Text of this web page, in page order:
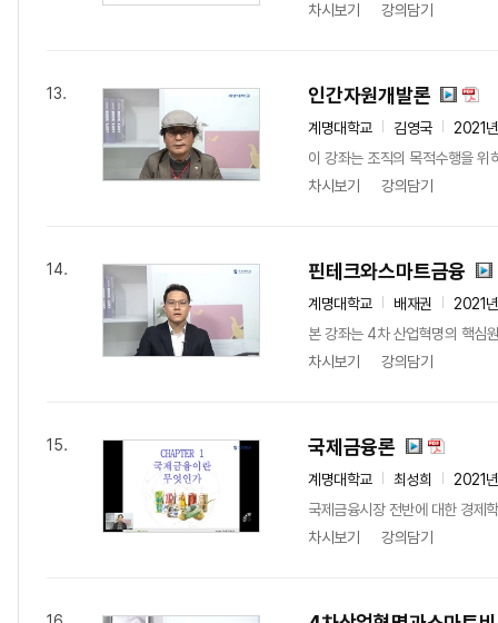
차시보기
강의담기
13. 인간자원개발론
계명대학교 김영국
2021
이 강좌는 조직의 목적수행을 위
차시보기
강의담기
14. 핀테크와스마트금융
계명대학교 배재권
2021
본 강좌는 4차 산업혁명의 핵심
차시보기
강의담기
15. 국제금융론
계명대학교 최성희
2021
국제금융시장 전반에 대한 경제
차시보기
강의담기